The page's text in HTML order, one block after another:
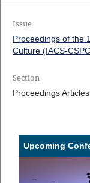
Issue
Proceedings of the
Culture (IACS-
Section
Proceedings Articles
Upcoming